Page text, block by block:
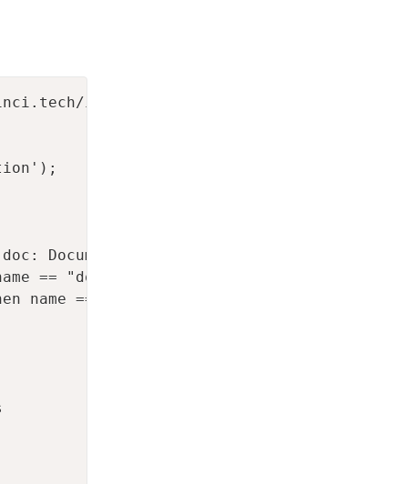
integration" scrolling="no"></
Documentation page; outline:
== "doc"
name == "outline"